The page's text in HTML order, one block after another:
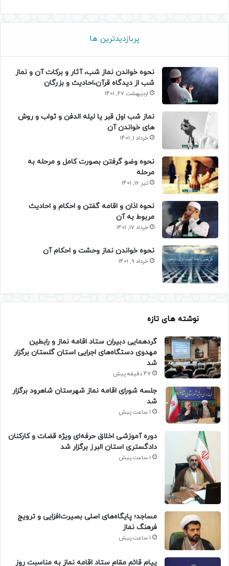
پربازدیدترین ها
نحوه خواندن نماز شب، آثار و برکات آن و نماز
شب از دیدگاه قرآن،احادیث و بزرگان
اردیبهشت 27, 1401
نماز شب اول قبر یا لیله الدفن و ثواب و روش
های خواندن آن
خرداد 1, 1401
نحوه وضو گرفتن بصورت کامل و مرحله به
مرحله
تیر 16, 1401
نحوه اذان و اقامه گفتن و احکام و احادیث
مربوط به آن
خرداد 17, 1401
نحوه خواندن نماز وحشت و احکام آن
خرداد 9, 1401
نوشته های تازه
گردهمایی دبیران ستاد اقامه نماز و رابطین
مهدوی دستگاه‌های اجرایی استان گلستان برگزار
شد
47 دقیقه پیش
جلسه شورای اقامه نماز شهرستان شاهرود برگزار
شد
1 ساعت پیش
دوره آموزشی اخلاق حرفه‌ای ویژه قضات و کارکنان
دادگستری استان البرز برگزار شد
1 ساعت پیش
​مساجد؛ پایگاه‌های اصلی بصیرت‌افزایی و ترویج
فرهنگ نماز
1 ساعت پیش
پیام قائم مقام ستاد اقامه نماز به مناسبت روز